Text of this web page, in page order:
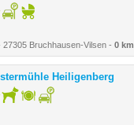
27305 Bruchhausen-Vilsen - 0 km
Heiligenberg